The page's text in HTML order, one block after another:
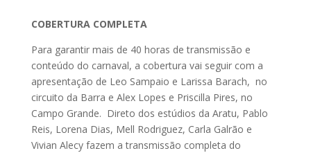
COBERTURA COMPLETA
Para garantir mais de 40 horas de transmissão e
conteúdo do carnaval, a cobertura vai seguir com a
apresentação de Leo Sampaio e Larissa Barach, no
circuito da Barra e Alex Lopes e Priscilla Pires, no
Campo Grande. Direto dos estúdios da Aratu, Pablo
Reis, Lorena Dias, Mell Rodriguez, Carla Galrão e
Vivian Alecy fazem a transmissão completa do